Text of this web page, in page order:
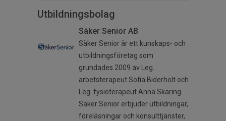
Utbildningsbolag
Säker Senior AB
Säker Senior är ett kunskaps- och
utbildningsföretag som
grundades 2009 av Leg.
arbetsterapeut Sofia Biderholt och
Leg. fysioterapeut Anna Skaring.
Säker Senior erbjuder utbildningar,
föreläsningar och konsulttjänster,